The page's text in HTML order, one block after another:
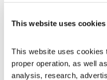
This website uses cookies
This website uses cookies
proper operation, as well
analysis, research,